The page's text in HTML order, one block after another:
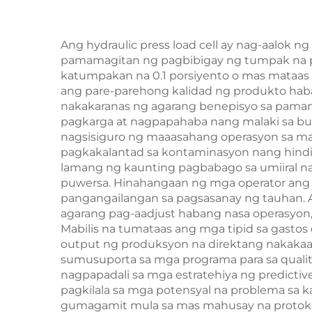
Ang hydraulic press load cell ay nag-aalok
pamamagitan ng pagbibigay ng tumpak na
katumpakan na 0.1 porsiyento o mas
ang pare-parehong kalidad ng produkto
nakakaranas ng agarang benepisyo sa
pagkarga at nagpapahaba nang malaki sa
nagsisiguro ng maaasahang operasyon sa
pagkakalantad sa kontaminasyon nang
lamang ng kaunting pagbabago sa umiiral
puwersa. Hinahangaan ng mga operator
pangangailangan sa pagsasanay ng
agarang pag-aadjust habang nasa
Mabilis na tumataas ang mga tipid sa
output ng produksyon na direktang
sumusuporta sa mga programa para sa
nagpapadali sa mga estratehiya ng
pagkilala sa mga potensyal na problema sa
gumagamit mula sa mas mahusay na